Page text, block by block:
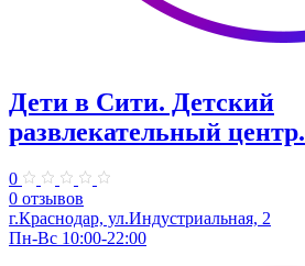
Дети в Сити. ​Детский
развлекательный центр.
0
0 отзывов
г.Краснодар, ул.Индустриальная, 2
Пн-Вс 10:00-22:00